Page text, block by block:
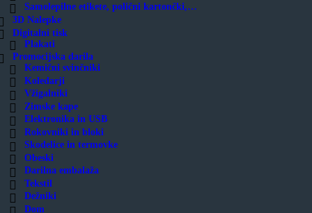
Samolepilne etikete, polični kartončki,…
3D Nalepke
Digitalni tisk
Plakati
Promocijska darila
Kemični svinčniki
Koledarji
Vžigalniki
Zimske kape
Elektronika in USB
Rokovniki in bloki
Skodelice in termovke
Obeski
Darilna embalaža
Tekstil
Dežniki
Dom